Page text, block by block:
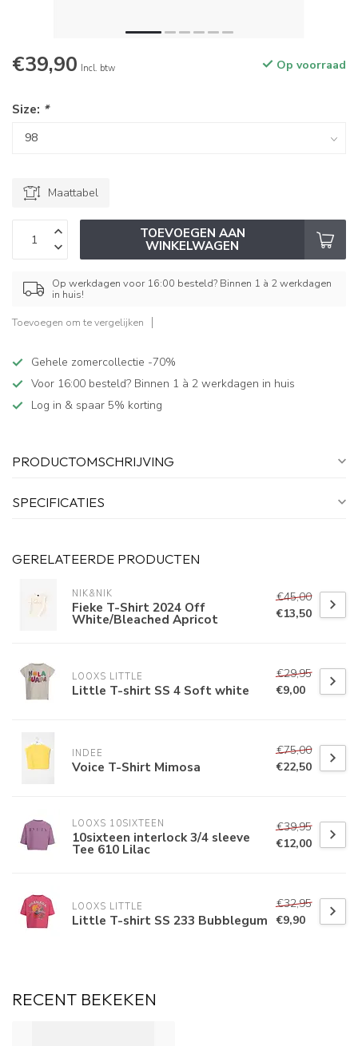
€39,90 Incl. btw Op voorraad
Size: *
Maattabel
TOEVOEGEN AAN
WINKELWAGEN
Op werkdagen voor 16:00 besteld? Binnen 1 à 2 werkdagen
in huis!
Toevoegen om te vergelijken
Gehele zomercollectie -70%
Voor 16:00 besteld? Binnen 1 à 2 werkdagen in huis
Log in & spaar 5% korting
PRODUCTOMSCHRIJVING
SPECIFICATIES
GERELATEERDE PRODUCTEN
NIK&NIK
Fieke T-Shirt 2024 Off
White/Bleached Apricot
€45,00
€13,50
LOOXS LITTLE
Little T-shirt SS 4 Soft white
€29,95
€9,00
INDEE
Voice T-Shirt Mimosa
€75,00
€22,50
LOOXS 10SIXTEEN
10sixteen interlock 3/4 sleeve
Tee 610 Lilac
€39,95
€12,00
LOOXS LITTLE
Little T-shirt SS 233 Bubblegum
€32,95
€9,90
RECENT BEKEKEN